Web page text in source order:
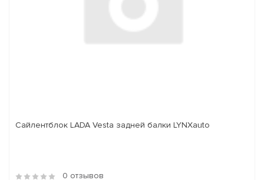
Сайлентблок LADA Vesta задней балки LYNXauto
0 отзывов